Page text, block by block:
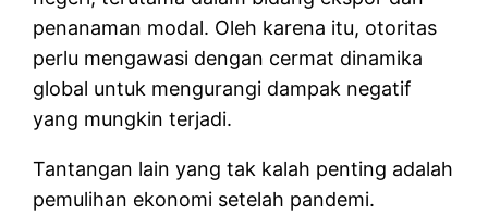
penanaman modal. Oleh karena itu, otoritas
perlu mengawasi dengan cermat dinamika
global untuk mengurangi dampak negatif
yang mungkin terjadi.
Tantangan lain yang tak kalah penting adalah
pemulihan ekonomi setelah pandemi.